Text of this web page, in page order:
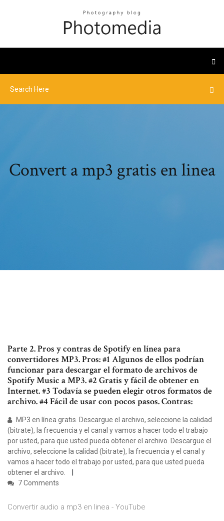
Convert a mp3 gratis en linea
Parte 2. Pros y contras de Spotify en línea para
convertidores MP3. Pros: #1 Algunos de ellos podrían
funcionar para descargar el formato de archivos de
Spotify Music a MP3. #2 Gratis y fácil de obtener en
Internet. #3 Todavía se pueden elegir otros formatos de
archivo. #4 Fácil de usar con pocos pasos. Contras:
MP3 en línea gratis. Descargue el archivo, seleccione la calidad
(bitrate), la frecuencia y el canal y vamos a hacer todo el trabajo
por usted, para que usted pueda obtener el archivo. Descargue el
archivo, seleccione la calidad (bitrate), la frecuencia y el canal y
vamos a hacer todo el trabajo por usted, para que usted pueda
obtener el archivo.
7 Comments
Convertir audio a mp3 en linea - YouTube